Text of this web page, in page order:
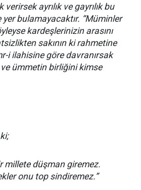
verirsek ayrılık ve gayrılık bu
bulamayacaktır. “Müminler
kardeşlerinizin arasını
sakının ki rahmetine
i ilahisine göre davranırsak
ve ümmetin birliğini kimse
millete düşman giremez.
onu top sindiremez.”